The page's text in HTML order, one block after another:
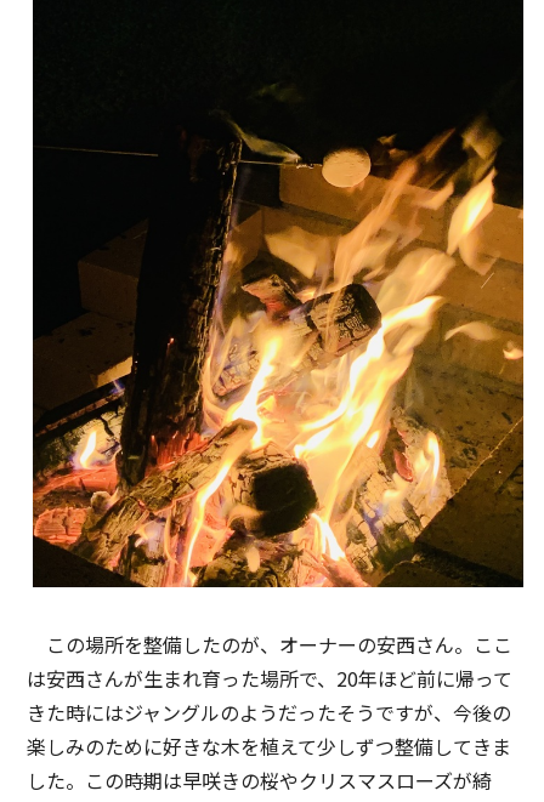
この場所を整備したのが、オーナーの安西さん。ここ
は安西さんが生まれ育った場所で、20年ほど前に帰って
きた時にはジャングルのようだったそうですが、今後の
楽しみのために好きな木を植えて少しずつ整備してきま
した。この時期は早咲きの桜やクリスマスローズが綺